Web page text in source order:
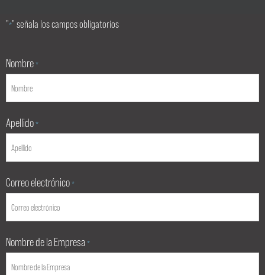
"*" señala los campos obligatorios
Nombre *
Apellido *
Correo electrónico *
Nombre de la Empresa *